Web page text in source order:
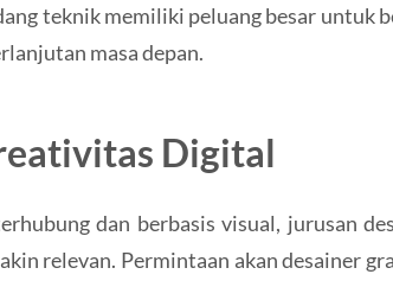
teknik memiliki peluang besar untuk
masa depan.
Digital
dan berbasis visual, jurusan
relevan. Permintaan akan desainer